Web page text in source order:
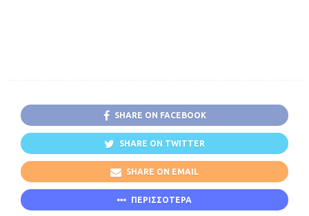
SHARE ON FACEBOOK
SHARE ON TWITTER
SHARE ON EMAIL
ΠΕΡΙΣΣΟΤΕΡΑ